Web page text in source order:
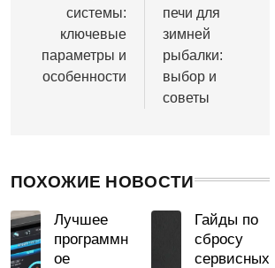
системы:
ключевые
параметры и
особенности
печи для
зимней
рыбалки:
выбор и
советы
ПОХОЖИЕ НОВОСТИ
Лучшее
программн
ое
Гайды по
сбросу
сервисных